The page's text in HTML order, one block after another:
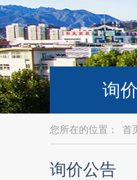
询
您所在的位置： 首
询价公告